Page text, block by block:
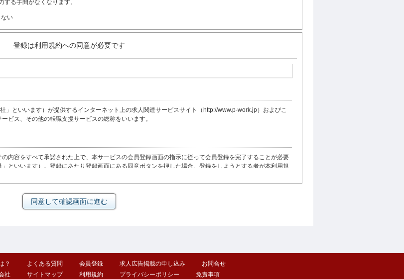
する手間がなくなります。
い
登録は利用規約への同意が必要です
」といいます）が提供するインターネット上の求人関連サービスサイト（http://www.p-work.jp）およびこ
ビス、その他の転職支援サービスの総称をいいます。
内容をすべて承諾された上で、本サービスの会員登録画面の指示に従って会員登録を完了することが必要
といいます）。登録にあたり登録画面にある同意ボタンを押した場合、登録をしようとする者が本利用規
？ よくある質問 会員登録 求人広告掲載の申し込み
お問合せ
社 サイトマップ 利用規約 プライバシーポリシー 免責事項